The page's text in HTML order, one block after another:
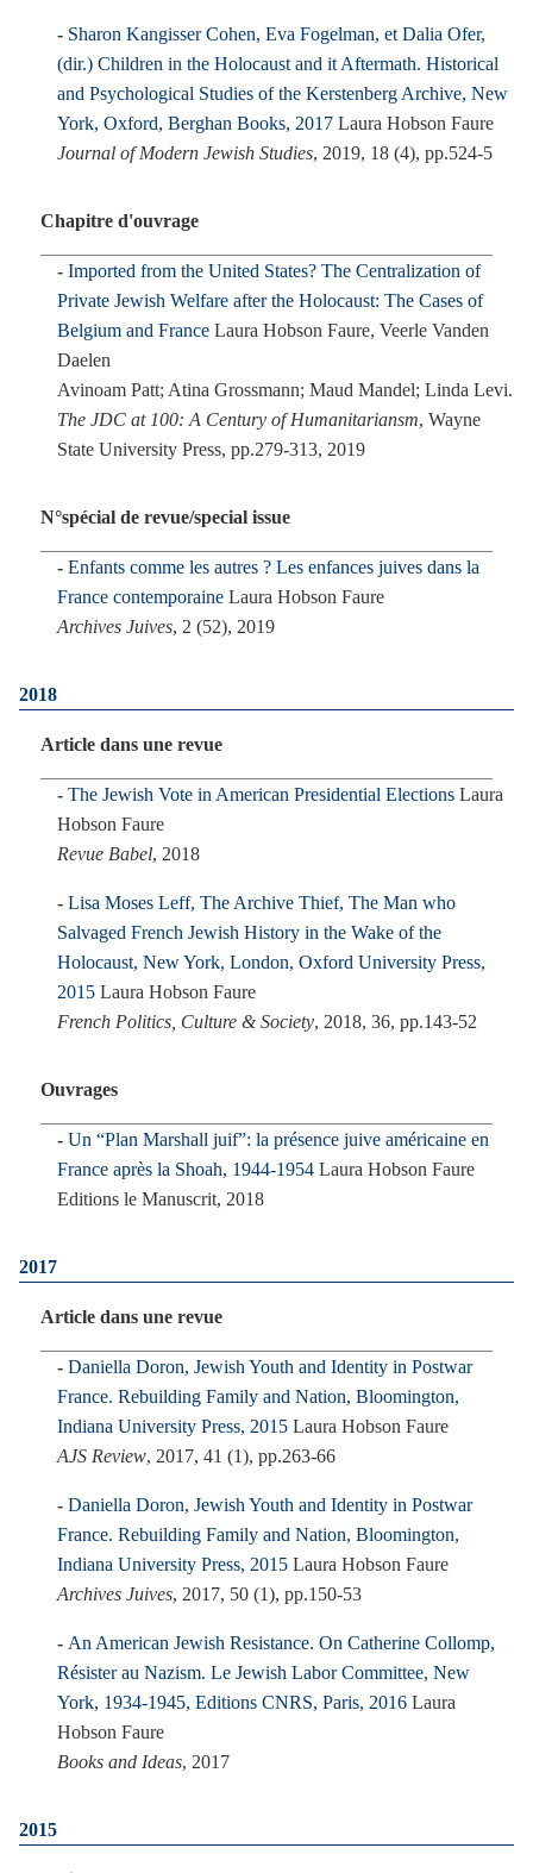
Sharon Kangisser Cohen, Eva Fogelman, et Dalia Ofer,
(dir.) Children in the Holocaust and it Aftermath. Historical
and Psychological Studies of the Kerstenberg Archive, New
York, Oxford, Berghan Books, 2017 Laura Hobson Faure
Journal of Modern Jewish Studies, 2019, 18 (4), pp.524-5
Chapitre d'ouvrage
Imported from the United States? The Centralization of
Private Jewish Welfare after the Holocaust: The Cases of
Belgium and France Laura Hobson Faure, Veerle Vanden
Daelen
Avinoam Patt; Atina Grossmann; Maud Mandel; Linda Levi.
The JDC at 100: A Century of Humanitariansm, Wayne
State University Press, pp.279-313, 2019
N°spécial de revue/special issue
Enfants comme les autres ? Les enfances juives dans la
France contemporaine Laura Hobson Faure
Archives Juives, 2 (52), 2019
2018
Article dans une revue
The Jewish Vote in American Presidential Elections Laura
Hobson Faure
Revue Babel, 2018
Lisa Moses Leff, The Archive Thief, The Man who
Salvaged French Jewish History in the Wake of the
Holocaust, New York, London, Oxford University Press,
2015 Laura Hobson Faure
French Politics, Culture & Society, 2018, 36, pp.143-52
Ouvrages
Un “Plan Marshall juif”: la présence juive américaine en
France après la Shoah, 1944-1954 Laura Hobson Faure
Editions le Manuscrit, 2018
2017
Article dans une revue
Daniella Doron, Jewish Youth and Identity in Postwar
France. Rebuilding Family and Nation, Bloomington,
Indiana University Press, 2015 Laura Hobson Faure
AJS Review, 2017, 41 (1), pp.263-66
Daniella Doron, Jewish Youth and Identity in Postwar
France. Rebuilding Family and Nation, Bloomington,
Indiana University Press, 2015 Laura Hobson Faure
Archives Juives, 2017, 50 (1), pp.150-53
An American Jewish Resistance. On Catherine Collomp,
Résister au Nazism. Le Jewish Labor Committee, New
York, 1934-1945, Editions CNRS, Paris, 2016 Laura
Hobson Faure
Books and Ideas, 2017
2015